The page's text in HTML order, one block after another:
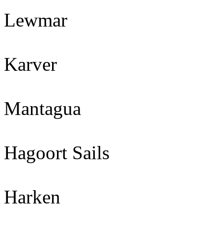
Lewmar
Karver
Mantagua
Hagoort Sails
Harken